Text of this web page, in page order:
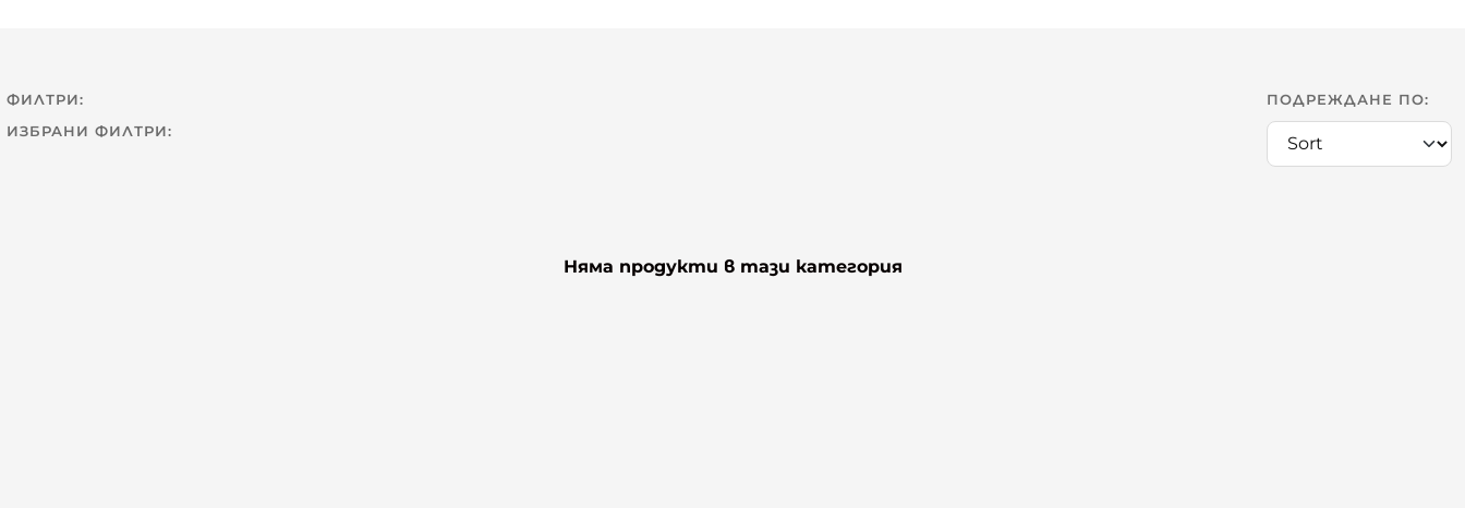
ФИЛТРИ:
ИЗБРАНИ ФИЛТРИ:
ПОДРЕЖДАНЕ ПО:
Няма продукти в тази категория